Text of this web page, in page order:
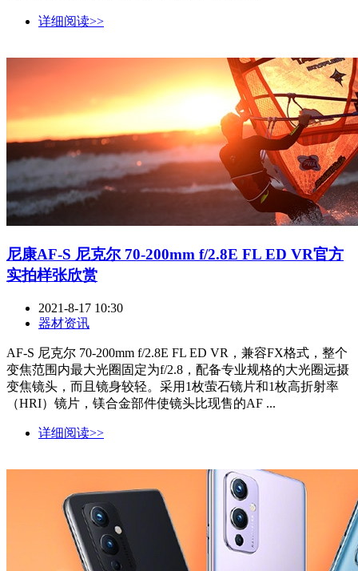
详细阅读>>
尼康AF-S 尼克尔 70-200mm f/2.8E FL ED VR官方
实拍样张欣赏
2021-8-17 10:30
器材资讯
AF-S 尼克尔 70-200mm f/2.8E FL ED VR，兼容FX格式，整个
变焦范围内最大光圈固定为f/2.8，配备专业规格的大光圈远摄
变焦镜头，而且镜身较轻。采用1枚萤石镜片和1枚高折射率
（HRI）镜片，镁合金部件使镜头比现售的AF ...
详细阅读>>